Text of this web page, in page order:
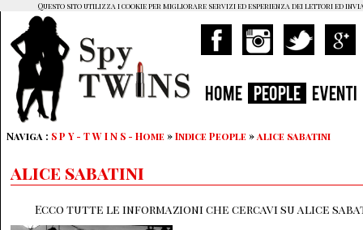
HOME PEOPLE EVENTI
Naviga : S P Y - T W I N S - Home »Indice People »alice sabatini
alice sabatini
Ecco tutte le informazioni che cercavi su alice
Questo sito utilizza i cookie per migliorare servizi ed esperienza dei lettori ed